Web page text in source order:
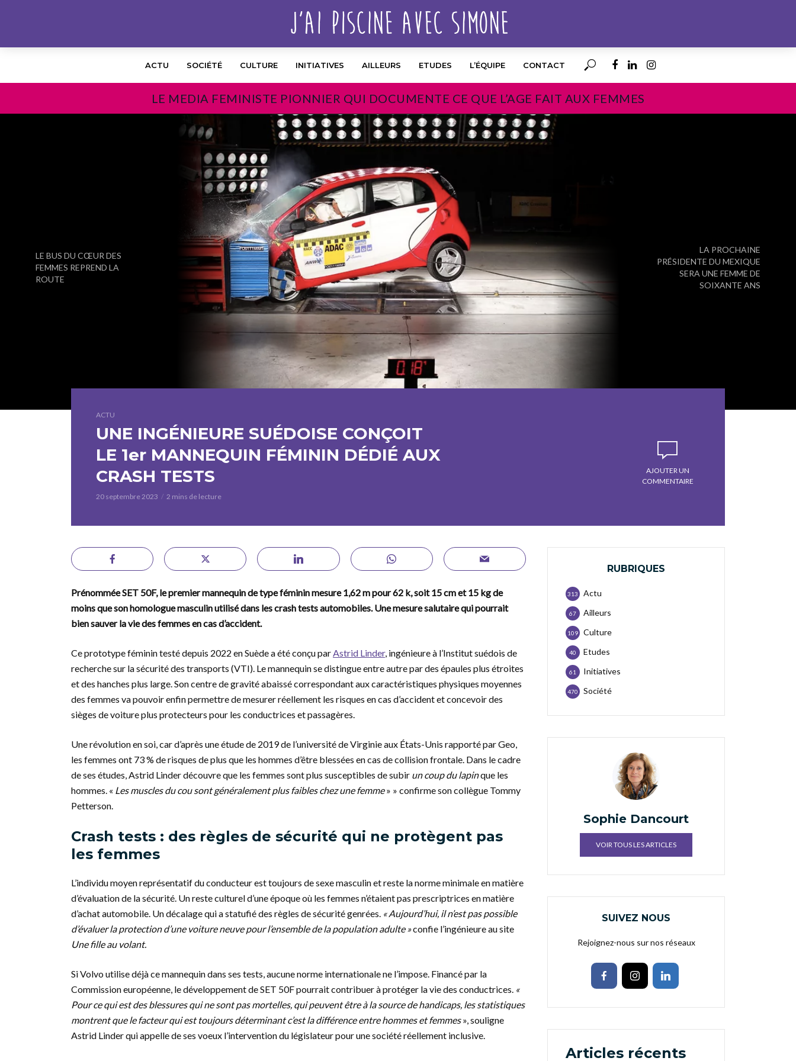
ACTU SOCIÉTÉ CULTURE INITIATIVES AILLEURS ETUDES L’ÉQUIPE CONTACT
LE MEDIA FEMINISTE PIONNIER QUI DOCUMENTE CE QUE L’AGE FAIT AUX FEMMES
LE BUS DU CŒUR DES
FEMMES REPREND LA
ROUTE
LA PROCHAINE
PRÉSIDENTE DU MEXIQUE
SERA UNE FEMME DE
SOIXANTE ANS
ACTU
UNE INGÉNIEURE SUÉDOISE CONÇOIT
LE 1er MANNEQUIN FÉMININ DÉDIÉ AUX
CRASH TESTS
20 septembre 2023 2 mins de lecture
AJOUTER UN
COMMENTAIRE
Prénommée SET 50F, le premier mannequin de type féminin mesure 1,62 m pour 62 k, soit 15 cm et 15 kg de
moins que son homologue masculin utilisé dans les crash tests automobiles. Une mesure salutaire qui pourrait
bien sauver la vie des femmes en cas d’accident.
Ce prototype féminin testé depuis 2022 en Suède a été conçu parAstrid Linder, ingénieure à l’Institut suédois de
recherche sur la sécurité des transports (VTI). Le mannequin se distingue entre autre par des épaules plus étroites
et des hanches plus large. Son centre de gravité abaissé correspondant aux caractéristiques physiques moyennes
des femmes va pouvoir enfin permettre de mesurer réellement les risques en cas d’accident et concevoir des
sièges de voiture plus protecteurs pour les conductrices et passagères.
Une révolution en soi, car d’après une étude de 2019 de l’université de Virginie aux États-Unis rapporté par Geo,
les femmes ont 73 % de risques de plus que les hommes d’être blessées en cas de collision frontale. Dans le cadre
de ses études, Astrid Linder découvre que les femmes sont plus susceptibles de subir un coup du lapinque les
hommes. « Les muscles du cou sont généralement plus faibles chez une femme» » confirme son collègue Tommy
Petterson.
Crash tests : des règles de sécurité qui ne protègent pas
les femmes
L’individu moyen représentatif du conducteur est toujours de sexe masculin et reste la norme minimale en matière
d’évaluation de la sécurité. Un reste culturel d’une époque où les femmes n’étaient pas prescriptrices en matière
d’achat automobile. Un décalage qui a statufié des règles de sécurité genrées. « Aujourd’hui, il n’est pas possible
d’évaluer la protection d’une voiture neuve pour l’ensemble de la population adulte »confie l’ingénieure au site
Une fille au volant.
Si Volvo utilise déjà ce mannequin dans ses tests, aucune norme internationale ne l’impose. Financé par la
Commission européenne, le développement de SET 50F pourrait contribuer à protéger la vie des conductrices. «
Pour ce qui est des blessures qui ne sont pas mortelles, qui peuvent être à la source de handicaps, les statistiques
montrent que le facteur qui est toujours déterminant c’est la différence entre hommes et femmes», souligne
Astrid Linder qui appelle de ses voeux l’intervention du législateur pour une société réellement inclusive.
RUBRIQUES
Actu
313
Ailleurs
67
Culture
109
Etudes
40
Initiatives
61
Société
470
Sophie Dancourt
VOIR TOUS LES ARTICLES
SUIVEZ NOUS
Rejoignez-nous sur nos réseaux
Articles récents